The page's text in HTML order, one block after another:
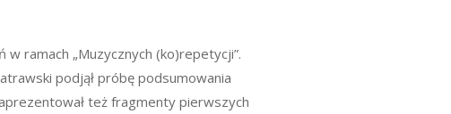
ramach „Muzycznych (ko)repetycji”.
podjął próbę podsumowania
też fragmenty pierwszych